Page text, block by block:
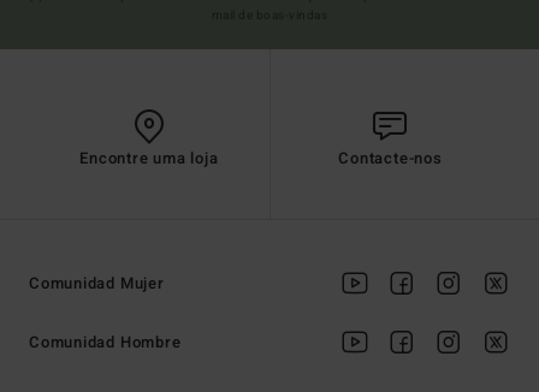
Encontre uma loja Contacte-nos
Comunidad Mujer
Comunidad Hombre